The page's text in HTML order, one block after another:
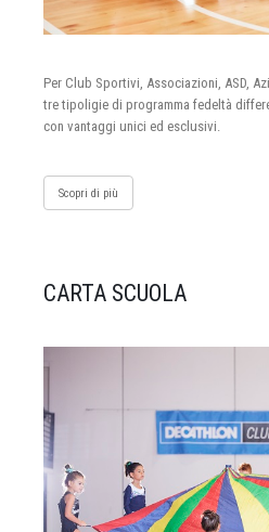
Per Club Sportivi, Associazioni, ASD,
tre tipoligie di programma fedeltà
con vantaggi unici ed esclusivi.
Scopri di più
CARTA SCUOLA